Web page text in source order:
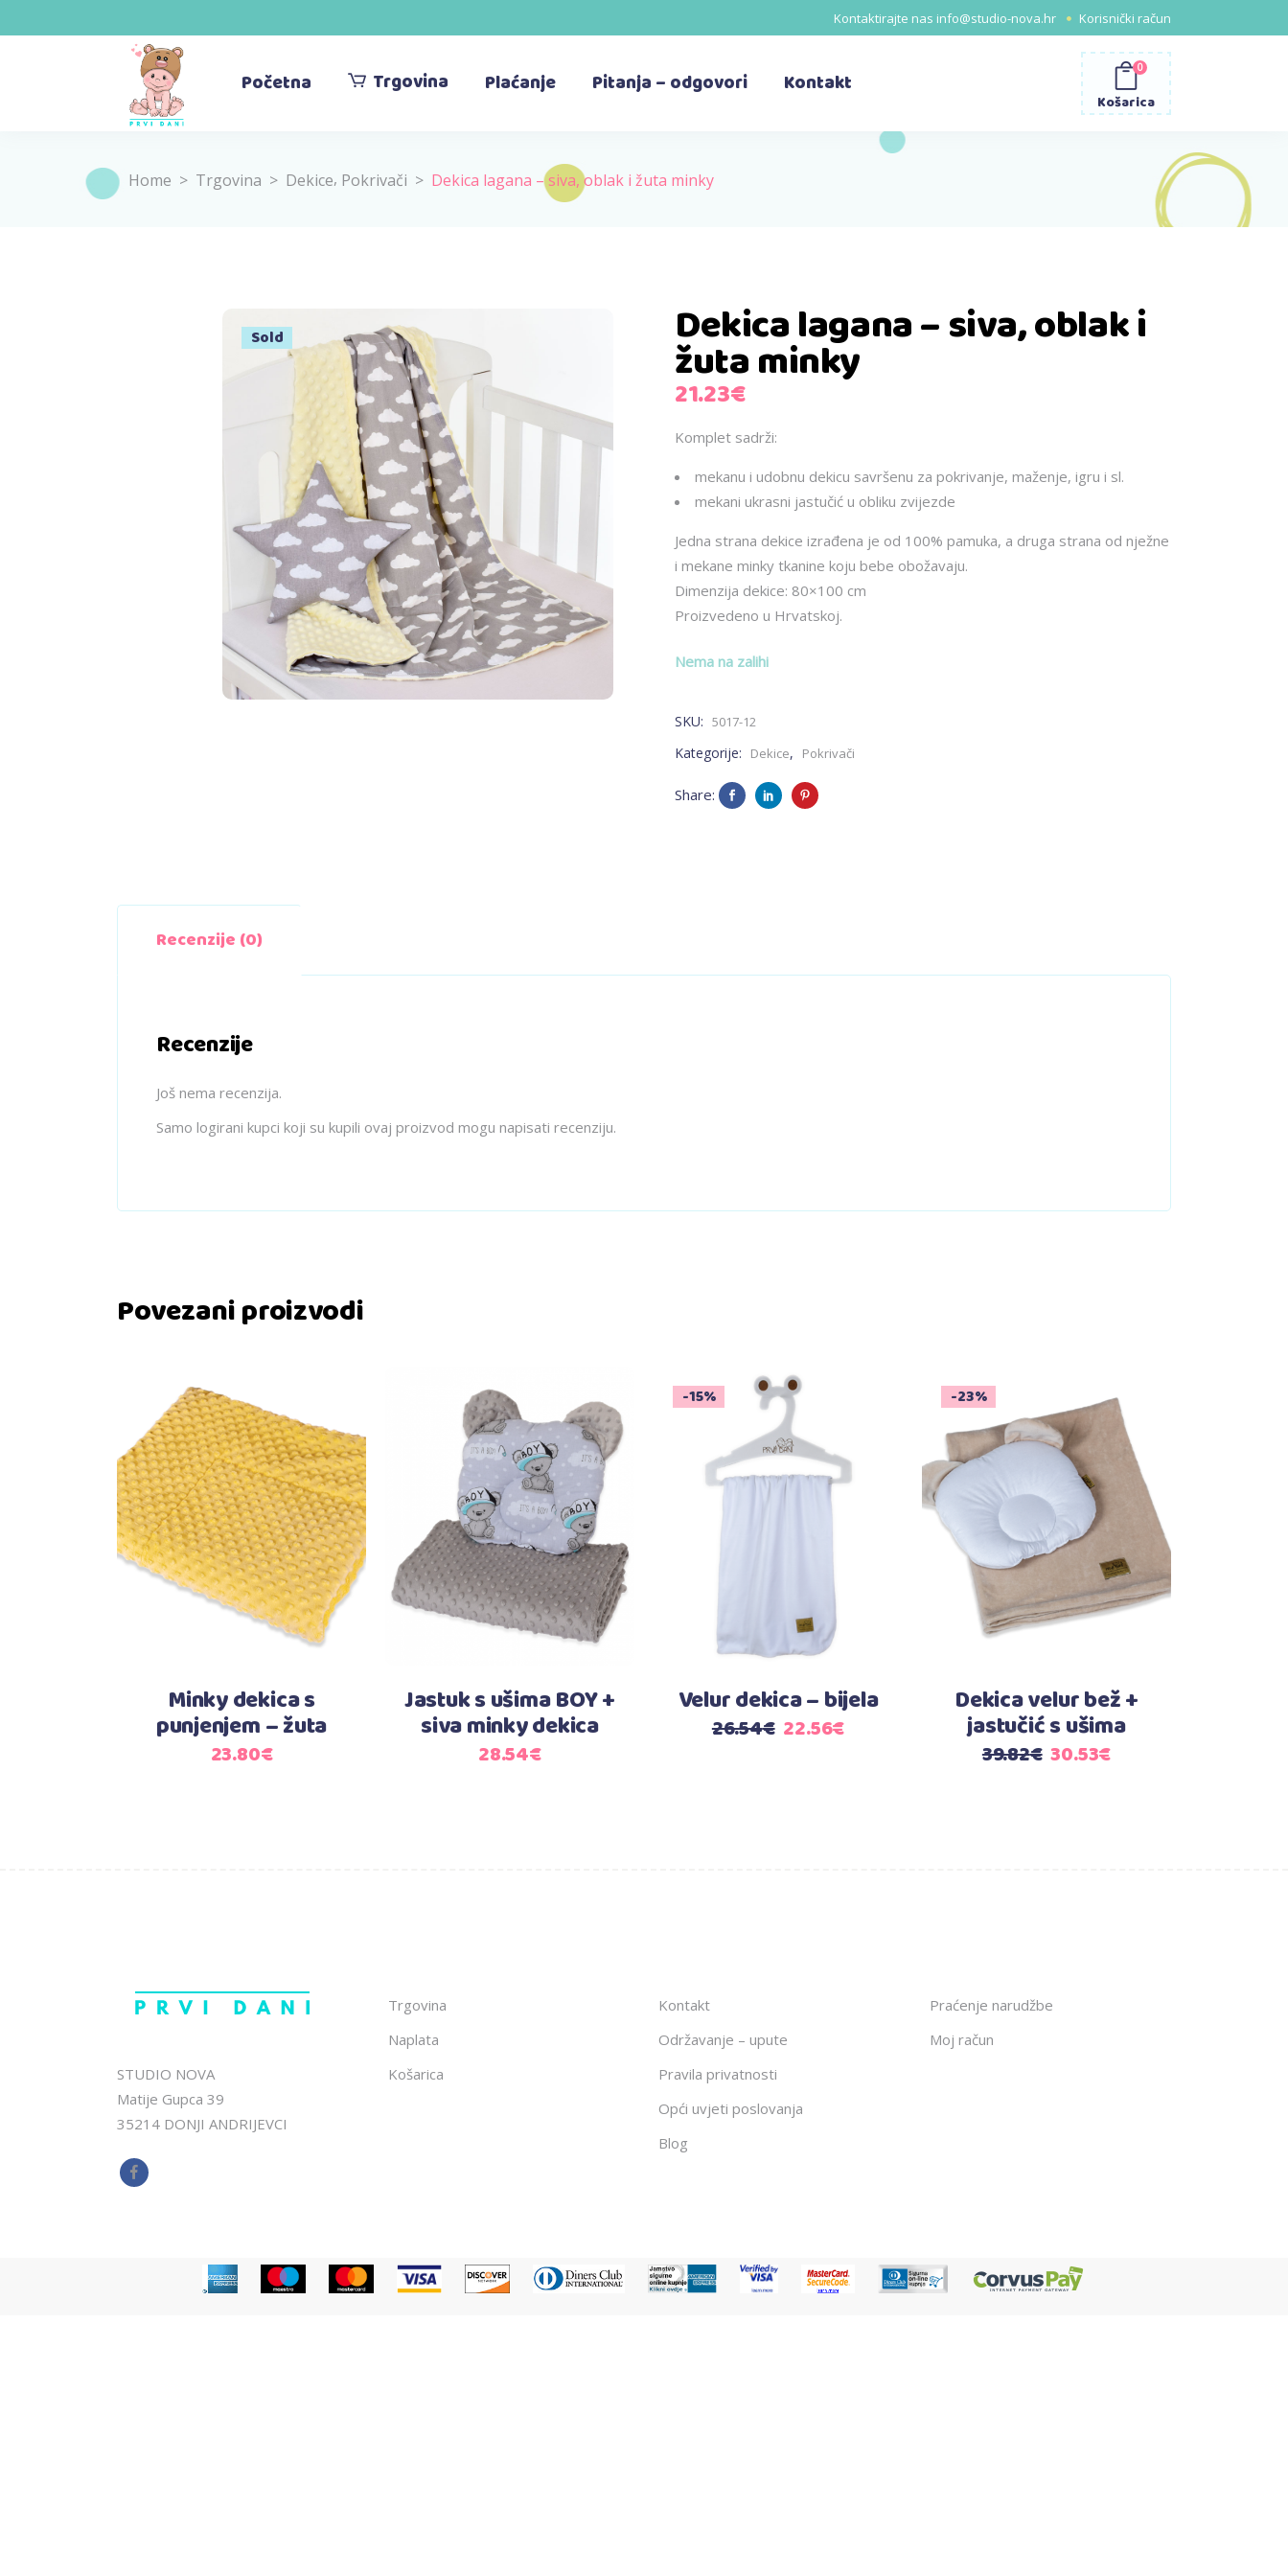
Kontaktirajte nas info@studio-nova.hr Korisnički račun
Početna Trgovina Plaćanje Pitanja – odgovori Kontakt
Košarica
0
Home > Trgovina > Dekice, Pokrivači > Dekica lagana – siva, oblak i žuta minky
Sold Dekica lagana – siva, oblak i
žuta minky
21.23€
Komplet sadrži:
mekanu i udobnu dekicu savršenu za pokrivanje, maženje, igru i sl.
mekani ukrasni jastučić u obliku zvijezde
Jedna strana dekice izrađena je od 100% pamuka, a druga strana od nježne
i mekane minky tkanine koju bebe obožavaju.
Dimenzija dekice: 80×100 cm
Proizvedeno u Hrvatskoj.
Nema na zalihi
SKU: 5017-12
Kategorije: Dekice, Pokrivači
Share:
Recenzije (0)
Recenzije
Još nema recenzija.
Samo logirani kupci koji su kupili ovaj proizvod mogu napisati recenziju.
Povezani proizvodi
Dodaj u košaricu
Minky dekica s
punjenjem – žuta
23.80€
Dodaj u košaricu
Jastuk s ušima BOY +
siva minky dekica
28.54€
-15%
Dodaj u košaricu
Velur dekica – bijela
26.54€ Izvorna
22.56€Trenutna
-23%
Dodaj u košaricu
Dekica velur bež +
jastučić s ušima
39.82€ Izvorna
30.53€Trenutna
STUDIO NOVA
Matije Gupca 39
35214 DONJI ANDRIJEVCI
Trgovina
Naplata
Košarica
Kontakt
Održavanje – upute
Pravila privatnosti
Opći uvjeti poslovanja
Blog
Praćenje narudžbe
Moj račun